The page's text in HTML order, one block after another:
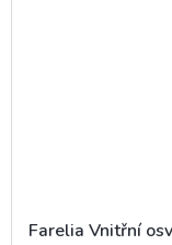
Farelia Vnitřní